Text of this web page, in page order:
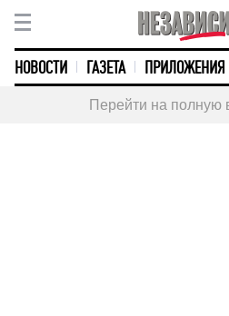
НОВОСТИ ГАЗЕТА ПРИЛОЖЕНИЯ
Перейти на полную